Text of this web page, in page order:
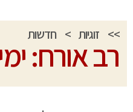
>> זוגיות > חדשות
רב אורח: